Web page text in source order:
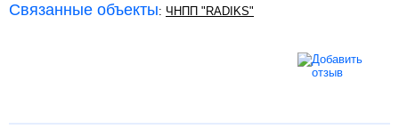
Связанные объекты: ЧНПП "RADIKS"